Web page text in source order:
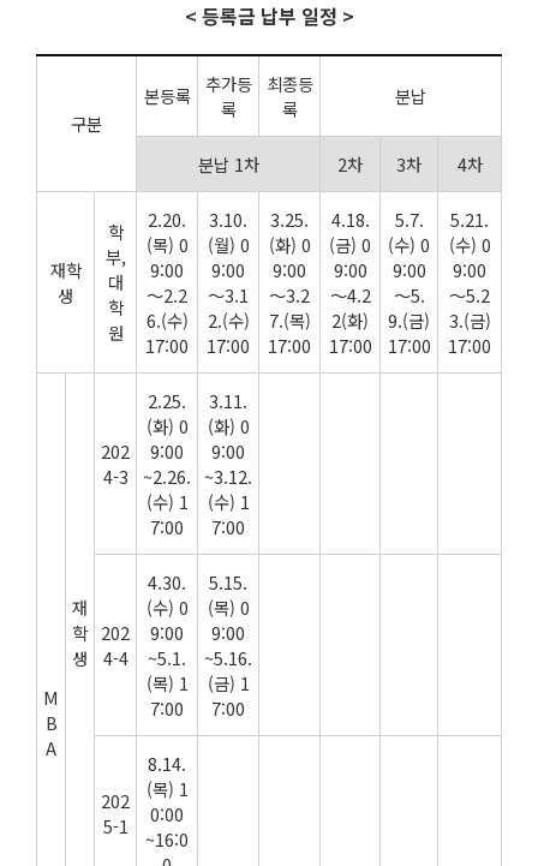
< 등록금 납부 일정 >
구분
본등록 추가등
록
최종등
록
분납
분납 1차 2차 3차 4차
재학
생
학
부,
대
학
원
2.20.
(목) 0
9:00
～2.2
6.(수)
17:00
3.10.
(월) 0
9:00
～3.1
2.(수)
17:00
3.25.
(화) 0
9:00
～3.2
7.(목)
17:00
4.18.
(금) 0
9:00
～4.2
2(화)
17:00
5.7.
(수) 0
9:00
～5.
9.(금)
17:00
5.21.
(수) 0
9:00
～5.2
3.(금)
17:00
M
B
A
재
학
생
202
4-3
2.25.
(화) 0
9:00
~2.26.
(수) 1
7:00
3.11.
(화) 0
9:00
~3.12.
(수) 1
7:00
202
4-4
4.30.
(수) 0
9:00
~5.1.
(목) 1
7:00
5.15.
(목) 0
9:00
~5.16.
(금) 1
7:00
202
5-1
8.14.
(목) 1
0:00
~16:0